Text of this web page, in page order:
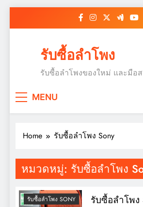
รับซื้อลำโพง
รับซื้อลำโพงของใหม่ และมือ
MENU
Home รับซื้อลำโพง Sony
หมวดหมู่: รับซื้อลำโพง
รับซื้อลำโพง SONY
รับซื้อลำโพง